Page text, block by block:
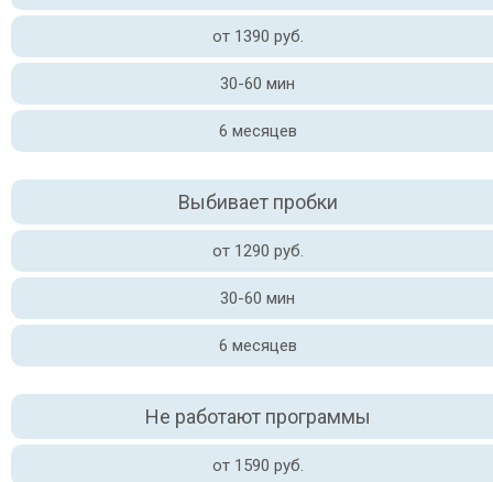
от 1390 руб.
30-60 мин
6 месяцев
Выбивает пробки
от 1290 руб.
30-60 мин
6 месяцев
Не работают программы
от 1590 руб.